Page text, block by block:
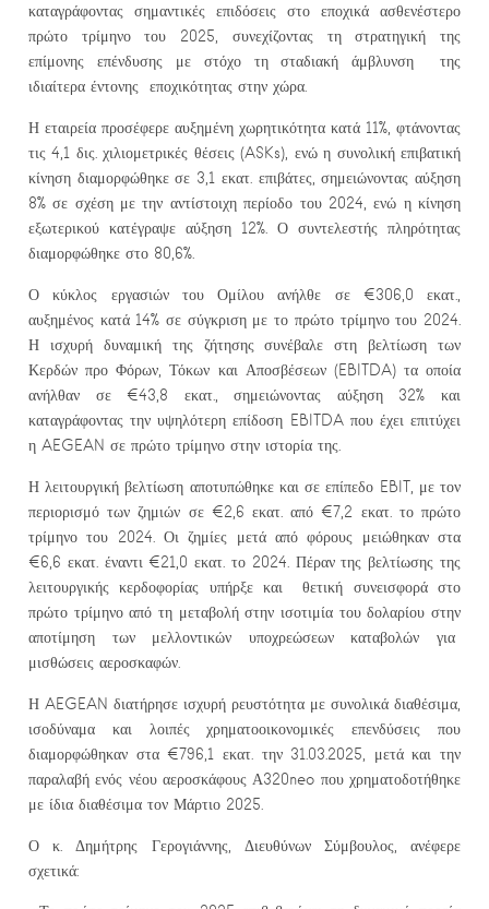
καταγράφοντας σημαντικές επιδόσεις στο εποχικά ασθενέστερο
πρώτο τρίμηνο του 2025, συνεχίζοντας τη στρατηγική της
επίμονης επένδυσης με στόχο τη σταδιακή άμβλυνση της
ιδιαίτερα έντονης εποχικότητας στην χώρα.
Η εταιρεία προσέφερε αυξημένη χωρητικότητα κατά 11%, φτάνοντας
τις 4,1 δις. χιλιομετρικές θέσεις (ASKs), ενώ η συνολική επιβατική
κίνηση διαμορφώθηκε σε 3,1 εκατ. επιβάτες, σημειώνοντας αύξηση
8% σε σχέση με την αντίστοιχη περίοδο του 2024, ενώ η κίνηση
εξωτερικού κατέγραψε αύξηση 12%. Ο συντελεστής πληρότητας
διαμορφώθηκε στο 80,6%.
Ο κύκλος εργασιών του Ομίλου ανήλθε σε €306,0 εκατ.,
αυξημένος κατά 14% σε σύγκριση με το πρώτο τρίμηνο του 2024.
Η ισχυρή δυναμική της ζήτησης συνέβαλε στη βελτίωση των
Κερδών προ Φόρων, Τόκων και Αποσβέσεων (EBITDA) τα οποία
ανήλθαν σε €43,8 εκατ., σημειώνοντας αύξηση 32% και
καταγράφοντας την υψηλότερη επίδοση EBITDA που έχει επιτύχει
η AEGEAN σε πρώτο τρίμηνο στην ιστορία της.
Η λειτουργική βελτίωση αποτυπώθηκε και σε επίπεδο EBIT, με τον
περιορισμό των ζημιών σε €2,6 εκατ. από €7,2 εκατ. το πρώτο
τρίμηνο του 2024. Οι ζημίες μετά από φόρους μειώθηκαν στα
€6,6 εκατ. έναντι €21,0 εκατ. το 2024. Πέραν της βελτίωσης της
λειτουργικής κερδοφορίας υπήρξε και θετική συνεισφορά στο
πρώτο τρίμηνο από τη μεταβολή στην ισοτιμία του δολαρίου στην
αποτίμηση των μελλοντικών υποχρεώσεων καταβολών για
μισθώσεις αεροσκαφών.
Η AEGEAN διατήρησε ισχυρή ρευστότητα με συνολικά διαθέσιμα,
ισοδύναμα και λοιπές χρηματοοικονομικές επενδύσεις που
διαμορφώθηκαν στα €796,1 εκατ. την 31.03.2025, μετά και την
παραλαβή ενός νέου αεροσκάφους Α320neo που χρηματοδοτήθηκε
με ίδια διαθέσιμα τον Μάρτιο 2025.
Ο κ. Δημήτρης Γερογιάννης, Διευθύνων Σύμβουλος, ανέφερε
σχετικά: